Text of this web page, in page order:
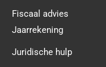
Fiscaal advies
Jaarrekening
Juridische hulp